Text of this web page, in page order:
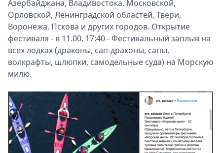
Азербайджана, Владивостока, Московской,
Орловской, Ленинградской областей, Твери,
Воронежа, Пскова и других городов. Открытие
фестиваля - в 11.00, 17:40 - Фестивальный заплыв на
всех лодках (драконы, сап-драконы, сапы,
волкрафты, шлюпки, самодельные суда) на Морскую
милю.